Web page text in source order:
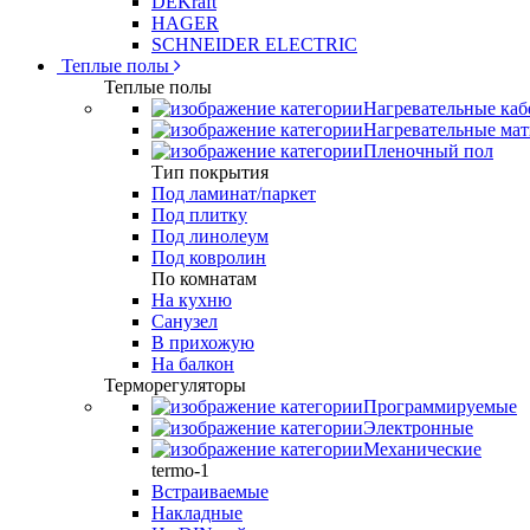
HAGER
SCHNEIDER ELECTRIC
Теплые полы
Теплые полы
Нагревательные
Нагревательные
Пленочный пол
Тип покрытия
Под ламинат/паркет
Под плитку
Под линолеум
Под ковролин
По комнатам
На кухню
Санузел
В прихожую
На балкон
Терморегуляторы
Программируемые
Электронные
Механические
termo-1
Встраиваемые
Накладные